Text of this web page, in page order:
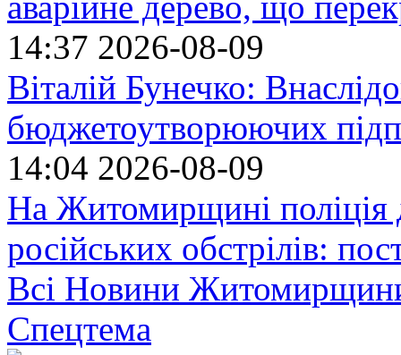
14:37 2026-08-09
Віталій Бунечко:
бюджетоутворюючих
14:04 2026-08-09
На Житомирщині поліція
російських обстрілів:
Всі Новини
Спецтема